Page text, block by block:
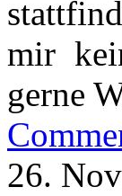
mir
gerne
26.